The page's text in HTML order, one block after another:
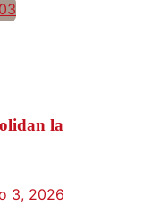
la
3, 2026